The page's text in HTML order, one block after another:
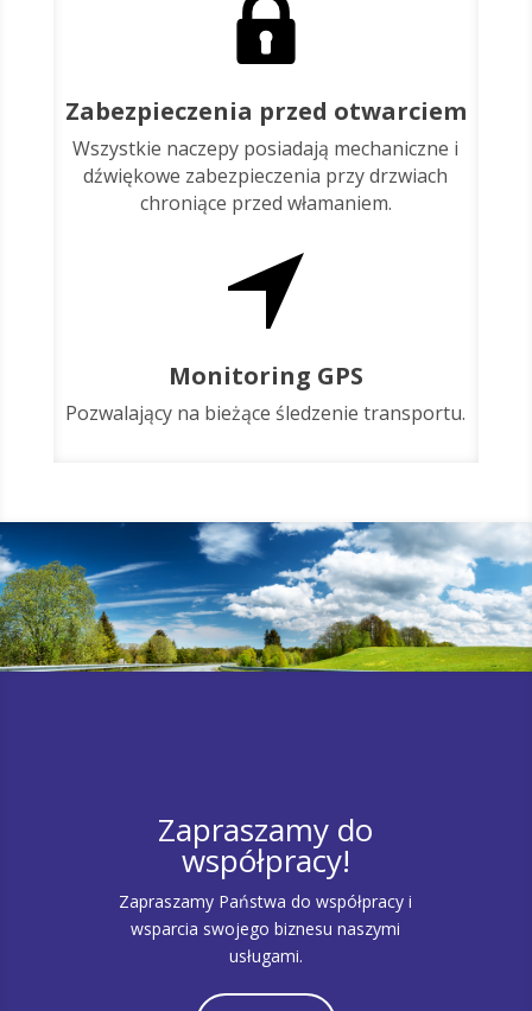
Zabezpieczenia przed otwarciem
Wszystkie naczepy posiadają mechaniczne i
dźwiękowe zabezpieczenia przy drzwiach
chroniące przed włamaniem.
Monitoring GPS
Pozwalający na bieżące śledzenie transportu.
Zapraszamy do
współpracy!
Zapraszamy Państwa do współpracy i
wsparcia swojego biznesu naszymi
usługami.